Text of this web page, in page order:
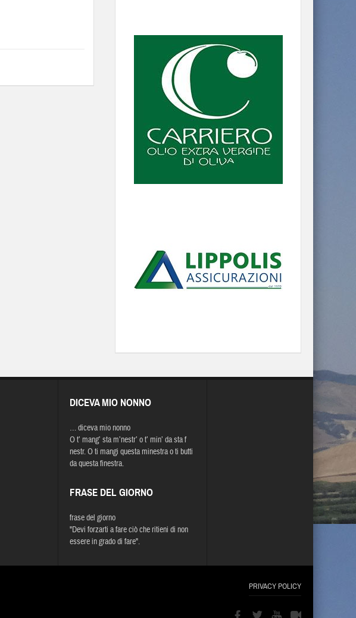
DICEVA MIO NONNO
… diceva mio nonno
O t’ mang’ sta m’nestr’ o t’ min’ da sta f
nestr. O ti mangi questa minestra o ti butti
da questa finestra.
FRASE DEL GIORNO
frase del giorno
"Devi forzarti a fare ciò che ritieni di non
essere in grado di fare".
PRIVACY POLICY